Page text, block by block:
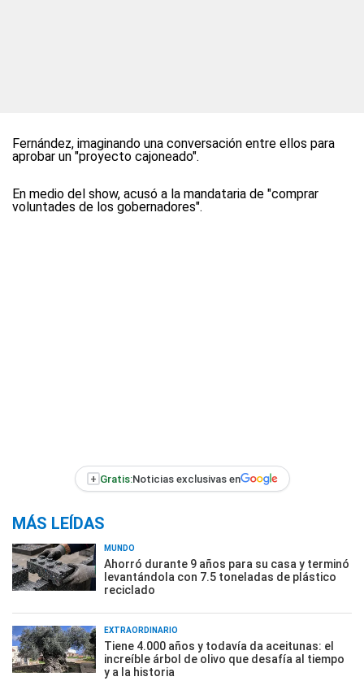
Fernández, imaginando una conversación entre ellos para
aprobar un "proyecto cajoneado".
En medio del show, acusó a la mandataria de "comprar
voluntades de los gobernadores".
+ Gratis:Noticias exclusivas en
MÁS LEÍDAS
MUNDO
Ahorró durante 9 años para su casa y terminó
levantándola con 7.5 toneladas de plástico
reciclado
EXTRAORDINARIO
Tiene 4.000 años y todavía da aceitunas: el
increíble árbol de olivo que desafía al tiempo
y a la historia